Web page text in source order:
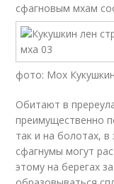
сфагновым мхам
фото: Мох
Обитают в
преимущественно
так и на болотах,
сфагнумы могут
этому на берегах